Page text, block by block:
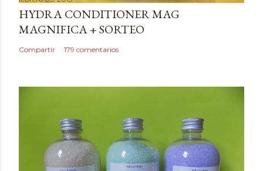
r
u
n
c
HYDRA CONDITIONER MAG
MAGNIFICA + SORTEO
Compartir 179 comentarios